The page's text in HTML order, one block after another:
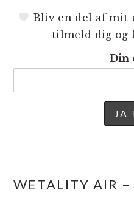
Bliv en del af mit
tilmeld dig og
Din
WETALITY AIR